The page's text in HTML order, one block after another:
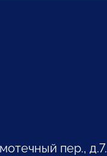
пер., д.7.